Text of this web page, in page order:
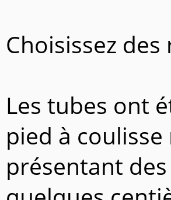
Choisissez
Les tubes ont
pied à
présentant